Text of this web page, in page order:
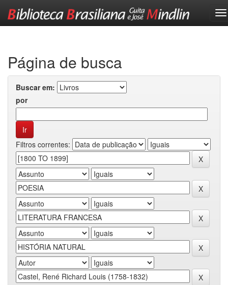
Página de busca
Buscar em:
por
Filtros correntes: